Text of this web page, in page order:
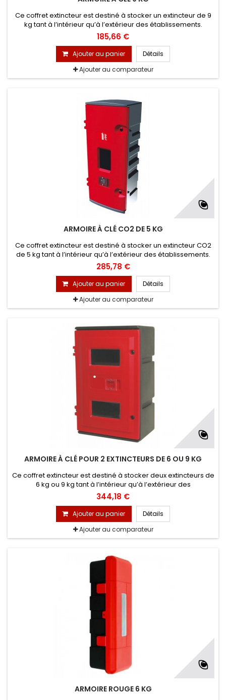
Ce coffret extincteur est destiné à stocker un extincteur de 9
kg tant à l’intérieur qu’à l’extérieur des établissements.
L'objectif premier est d’assurer la protection (en bon état) de
vos extincteurs et d’éviter tous chocs et vandalismes.
185,66 €
Ajouter au panier
Détails
Ajouter au comparateur
ARMOIRE À CLÉ CO2 DE 5 KG
Ce coffret extincteur est destiné à stocker un extincteur CO2
de 5 kg tant à l’intérieur qu’à l’extérieur des établissements.
L'objectif premier est d’assurer la protection (en bon état) de
vos extincteurs et d’éviter tous chocs et vandalismes.
285,78 €
Ajouter au panier
Détails
Ajouter au comparateur
ARMOIRE À CLÉ POUR 2 EXTINCTEURS DE 6 OU 9 KG
Ce coffret extincteur est destiné à stocker deux extincteurs de
6 kg ou 9 kg tant à l’intérieur qu’à l’extérieur des
établissements. L'objectif premier est d’assurer la protection
(en bon état) de vos extincteurs et d’éviter tous chocs et
vandalismes.
344,18 €
Ajouter au panier
Détails
Ajouter au comparateur
ARMOIRE ROUGE 6 KG